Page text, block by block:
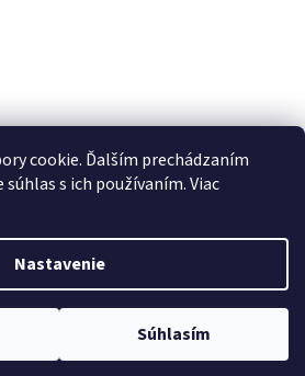
cookie. Ďalším prechádzaním
s ich používaním. Viac
Nastavenie
Súhlasím
Vytvoril Shoptet
DCA . Všetky práva vyhradené.